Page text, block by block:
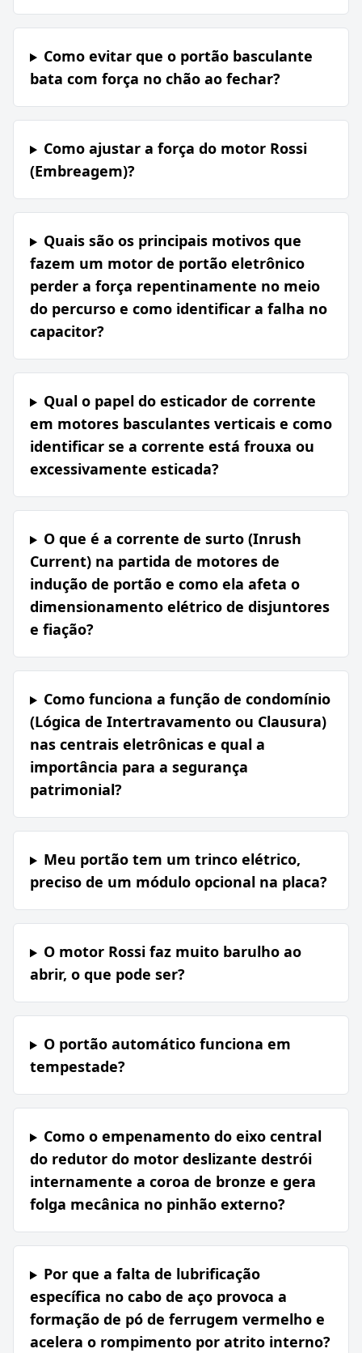
Como evitar que o portão basculante
bata com força no chão ao fechar?
Como ajustar a força do motor Rossi
(Embreagem)?
Quais são os principais motivos que
fazem um motor de portão eletrônico
perder a força repentinamente no meio
do percurso e como identificar a falha no
capacitor?
Qual o papel do esticador de corrente
em motores basculantes verticais e como
identificar se a corrente está frouxa ou
excessivamente esticada?
O que é a corrente de surto (Inrush
Current) na partida de motores de
indução de portão e como ela afeta o
dimensionamento elétrico de disjuntores
e fiação?
Como funciona a função de condomínio
(Lógica de Intertravamento ou Clausura)
nas centrais eletrônicas e qual a
importância para a segurança
patrimonial?
Meu portão tem um trinco elétrico,
preciso de um módulo opcional na placa?
O motor Rossi faz muito barulho ao
abrir, o que pode ser?
O portão automático funciona em
tempestade?
Como o empenamento do eixo central
do redutor do motor deslizante destrói
internamente a coroa de bronze e gera
folga mecânica no pinhão externo?
Por que a falta de lubrificação
específica no cabo de aço provoca a
formação de pó de ferrugem vermelho e
acelera o rompimento por atrito interno?